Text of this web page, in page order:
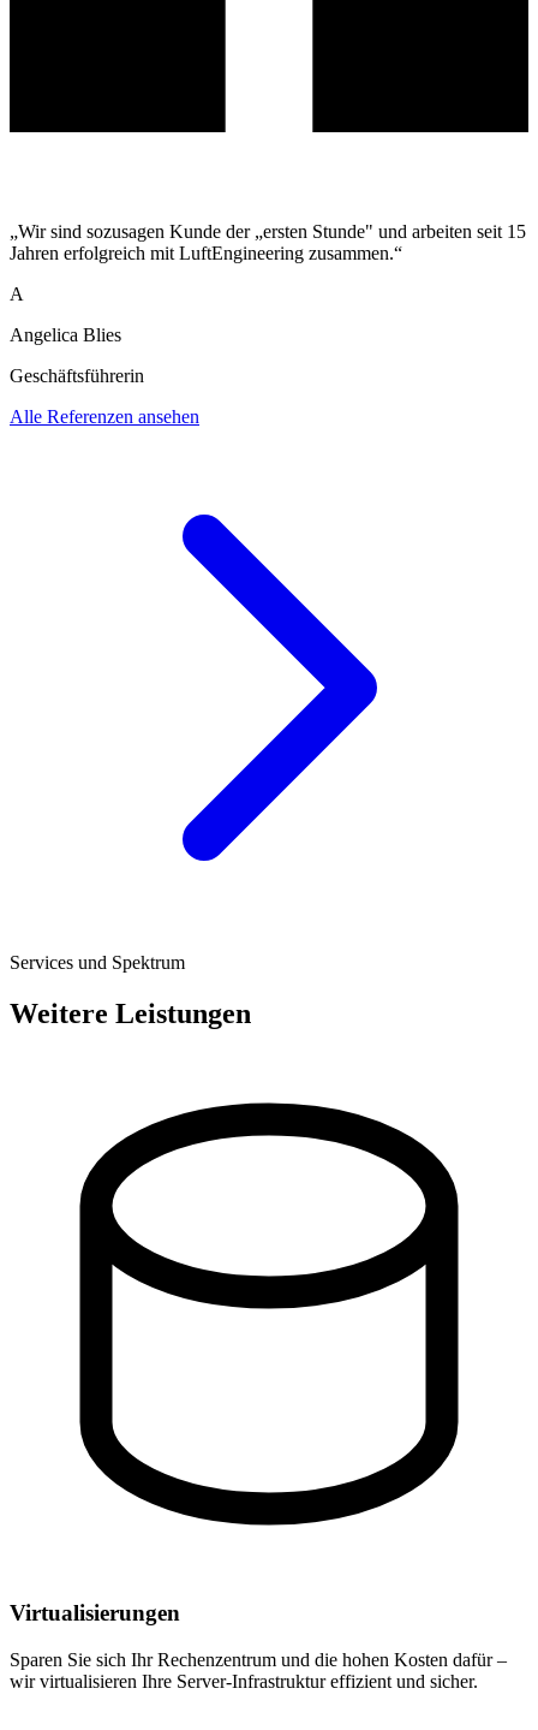
„Wir sind sozusagen Kunde der „ersten Stunde" und arbeiten seit 15
Jahren erfolgreich mit LuftEngineering zusammen.“
A
Angelica Blies
Geschäftsführerin
Alle Referenzen ansehen
Services und Spektrum
Weitere Leistungen
Virtualisierungen
Sparen Sie sich Ihr Rechenzentrum und die hohen Kosten dafür –
wir virtualisieren Ihre Server-Infrastruktur effizient und sicher.